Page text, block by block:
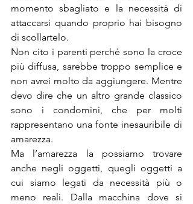
momento sbagliato e la necessità di
attaccarsi quando proprio hai bisogno
di scollartelo.
Non cito i parenti perché sono la croce
più diffusa, sarebbe troppo semplice e
non avrei molto da aggiungere. Mentre
devo dire che un altro grande classico
sono i condomini, che per molti
rappresentano una fonte inesauribile di
amarezza.
Ma l’amarezza la possiamo trovare
anche negli oggetti, quegli oggetti a
cui siamo legati da necessità più o
meno reali. Dalla macchina dove si